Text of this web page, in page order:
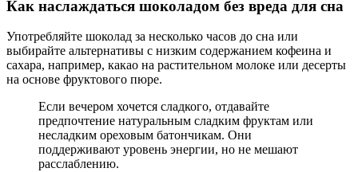
Как наслаждаться шоколадом без вреда для сна
Употребляйте шоколад за несколько часов до сна или
выбирайте альтернативы с низким содержанием кофеина и
сахара, например, какао на растительном молоке или десерты
на основе фруктового пюре.
Если вечером хочется сладкого, отдавайте
предпочтение натуральным сладким фруктам или
несладким ореховым батончикам. Они
поддерживают уровень энергии, но не мешают
расслаблению.